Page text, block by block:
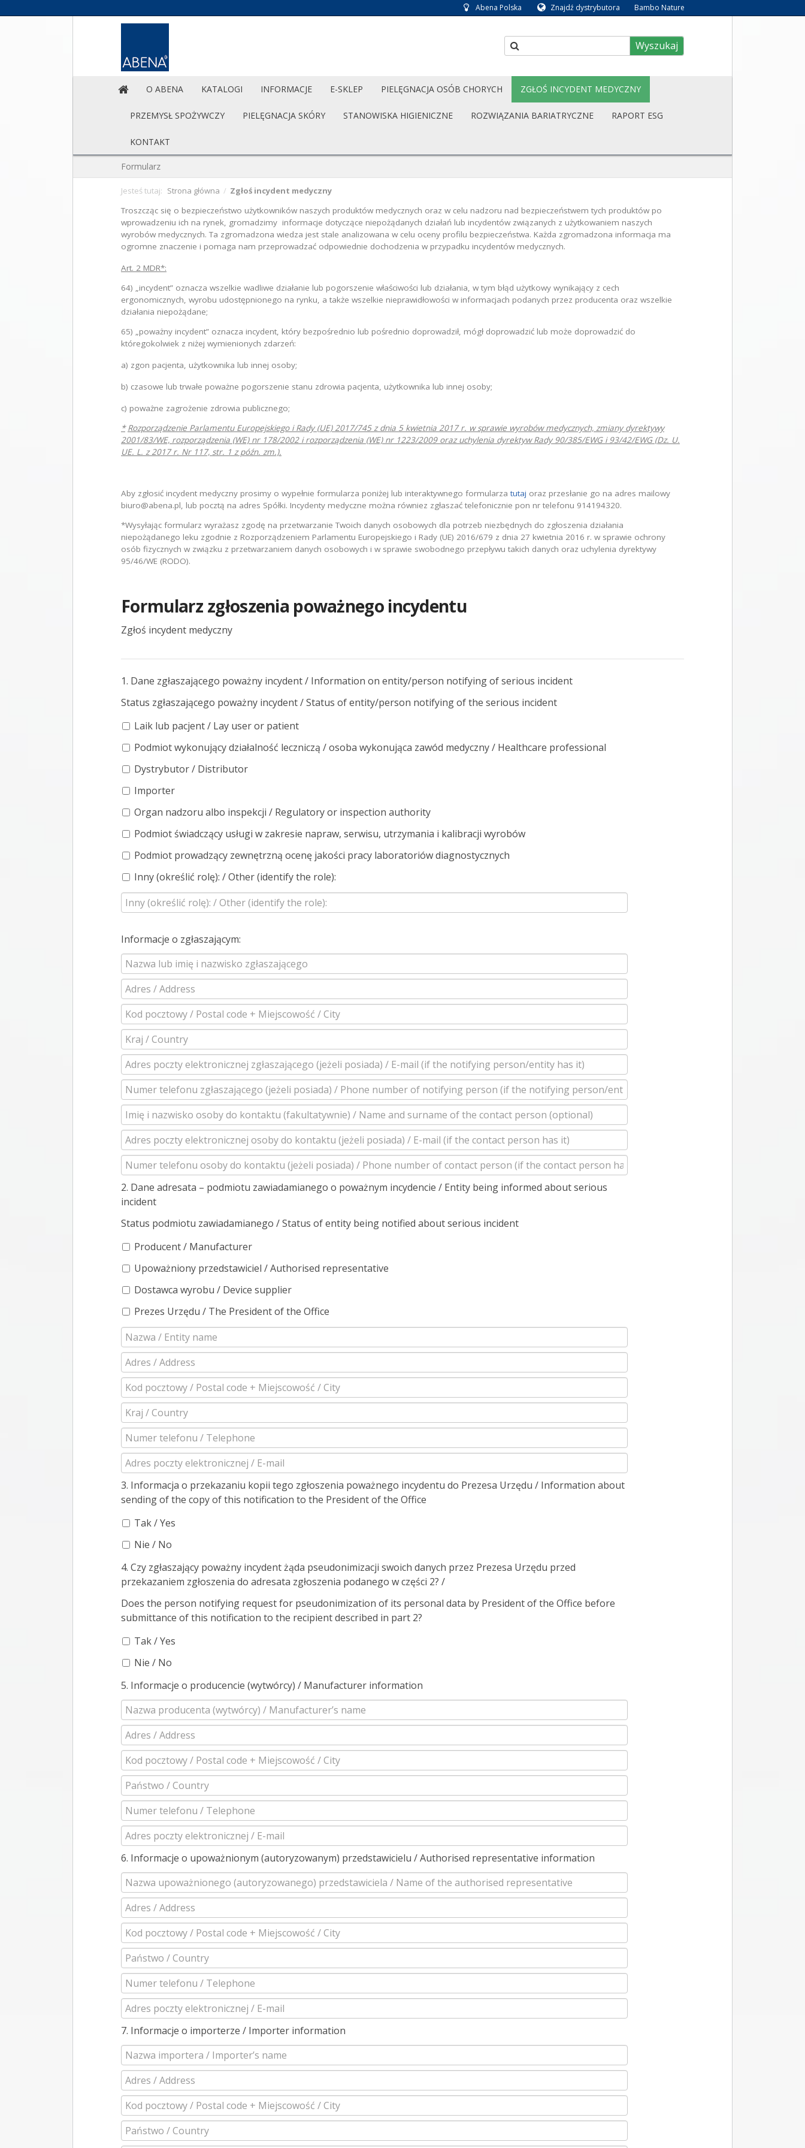
Abena Polska Znajdź dystrybutora Bambo Nature
Wyszukaj
O ABENA KATALOGI INFORMACJE E-SKLEP PIELĘGNACJA OSÓB CHORYCH ZGŁOŚ INCYDENT MEDYCZNY
PRZEMYSŁ SPOŻYWCZY PIELĘGNACJA SKÓRY STANOWISKA HIGIENICZNE ROZWIĄZANIA BARIATRYCZNE RAPORT ESG
KONTAKT
Formularz
Jesteś tutaj: Strona główna / Zgłoś incydent medyczny
Troszcząc się o bezpieczeństwo użytkowników naszych produktów medycznych oraz w celu nadzoru nad bezpieczeństwem tych produktów po
wprowadzeniu ich na rynek, gromadzimy informacje dotyczące niepożądanych działań lub incydentów związanych z użytkowaniem naszych
wyrobów medycznych. Ta zgromadzona wiedza jest stale analizowana w celu oceny profilu bezpieczeństwa. Każda zgromadzona informacja ma
ogromne znaczenie i pomaga nam przeprowadzać odpowiednie dochodzenia w przypadku incydentów medycznych.
Art. 2 MDR*:
64) „incydent” oznacza wszelkie wadliwe działanie lub pogorszenie właściwości lub działania, w tym błąd użytkowy wynikający z cech
ergonomicznych, wyrobu udostępnionego na rynku, a także wszelkie nieprawidłowości w informacjach podanych przez producenta oraz wszelkie
działania niepożądane;
65) „poważny incydent” oznacza incydent, który bezpośrednio lub pośrednio doprowadził, mógł doprowadzić lub może doprowadzić do
któregokolwiek z niżej wymienionych zdarzeń:
a) zgon pacjenta, użytkownika lub innej osoby;
b) czasowe lub trwałe poważne pogorszenie stanu zdrowia pacjenta, użytkownika lub innej osoby;
c) poważne zagrożenie zdrowia publicznego;
* Rozporządzenie Parlamentu Europejskiego i Rady (UE) 2017/745 z dnia 5 kwietnia 2017 r. w sprawie wyrobów medycznych, zmiany dyrektywy
2001/83/WE, rozporządzenia (WE) nr 178/2002 i rozporządzenia (WE) nr 1223/2009 oraz uchylenia dyrektyw Rady 90/385/EWG i 93/42/EWG (Dz. U.
UE. L. z 2017 r. Nr 117, str. 1 z późn. zm.).
Aby zgłosić incydent medyczny prosimy o wypełnie formularza poniżej lub interaktywnego formularza tutaj oraz przesłanie go na adres mailowy
biuro@abena.pl, lub pocztą na adres Spółki. Incydenty medyczne można równiez zgłaszać telefonicznie pon nr telefonu 914194320.
*Wysyłając formularz wyrażasz zgodę na przetwarzanie Twoich danych osobowych dla potrzeb niezbędnych do zgłoszenia działania
niepożądanego leku zgodnie z Rozporządzeniem Parlamentu Europejskiego i Rady (UE) 2016/679 z dnia 27 kwietnia 2016 r. w sprawie ochrony
osób fizycznych w związku z przetwarzaniem danych osobowych i w sprawie swobodnego przepływu takich danych oraz uchylenia dyrektywy
95/46/WE (RODO).
Formularz zgłoszenia poważnego incydentu
Zgłoś incydent medyczny
1. Dane zgłaszającego poważny incydent / Information on entity/person notifying of serious incident
Status zgłaszającego poważny incydent / Status of entity/person notifying of the serious incident
Laik lub pacjent / Lay user or patient
Podmiot wykonujący działalność leczniczą / osoba wykonująca zawód medyczny / Healthcare professional
Dystrybutor / Distributor
Importer
Organ nadzoru albo inspekcji / Regulatory or inspection authority
Podmiot świadczący usługi w zakresie napraw, serwisu, utrzymania i kalibracji wyrobów
Podmiot prowadzący zewnętrzną ocenę jakości pracy laboratoriów diagnostycznych
Inny (określić rolę): / Other (identify the role):
Informacje o zgłaszającym:
2. Dane adresata – podmiotu zawiadamianego o poważnym incydencie / Entity being informed about serious
incident
Status podmiotu zawiadamianego / Status of entity being notified about serious incident
Producent / Manufacturer
Upoważniony przedstawiciel / Authorised representative
Dostawca wyrobu / Device supplier
Prezes Urzędu / The President of the Office
3. Informacja o przekazaniu kopii tego zgłoszenia poważnego incydentu do Prezesa Urzędu / Information about
sending of the copy of this notification to the President of the Office
Tak / Yes
Nie / No
4. Czy zgłaszający poważny incydent żąda pseudonimizacji swoich danych przez Prezesa Urzędu przed
przekazaniem zgłoszenia do adresata zgłoszenia podanego w części 2? /
Does the person notifying request for pseudonimization of its personal data by President of the Office before
submittance of this notification to the recipient described in part 2?
Tak / Yes
Nie / No
5. Informacje o producencie (wytwórcy) / Manufacturer information
6. Informacje o upoważnionym (autoryzowanym) przedstawicielu / Authorised representative information
7. Informacje o importerze / Importer information